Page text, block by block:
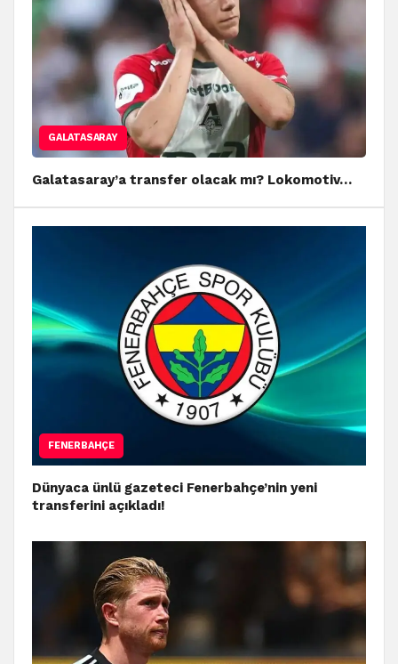
GALATASARAY
Galatasaray’a transfer olacak mı? Lokomotiv…
FENERBAHÇE
Dünyaca ünlü gazeteci Fenerbahçe’nin yeni
transferini açıkladı!